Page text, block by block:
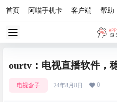
首页 阿喵手机卡 客户端 帮助
ourtv：电视直播软件，
电视盒子 24年8月8日 0